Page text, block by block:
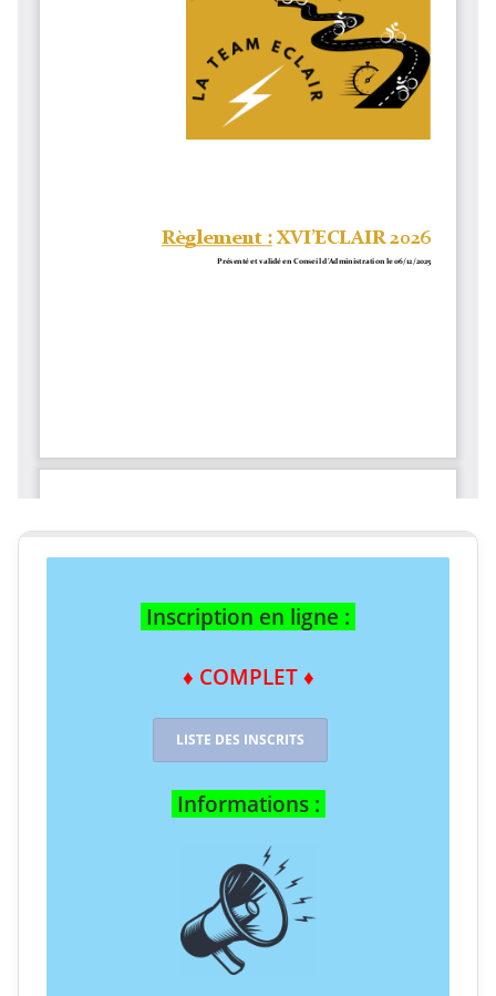
Inscription en ligne :
♦ COMPLET ♦
LISTE DES INSCRITS
Informations :